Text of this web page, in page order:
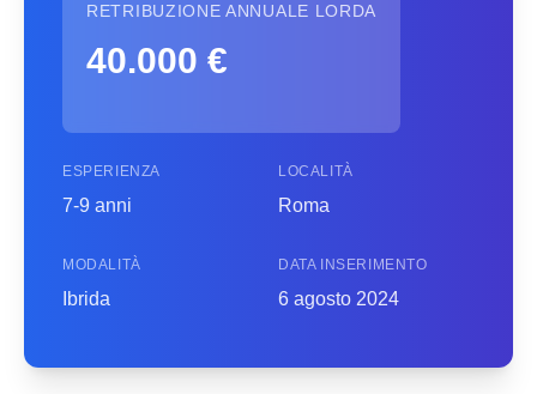
RETRIBUZIONE ANNUALE LORDA
40.000 €
ESPERIENZA
7-9 anni
LOCALITÀ
Roma
MODALITÀ
Ibrida
DATA INSERIMENTO
6 agosto 2024